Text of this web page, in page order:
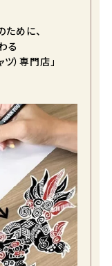
めに、
る
）専門店」